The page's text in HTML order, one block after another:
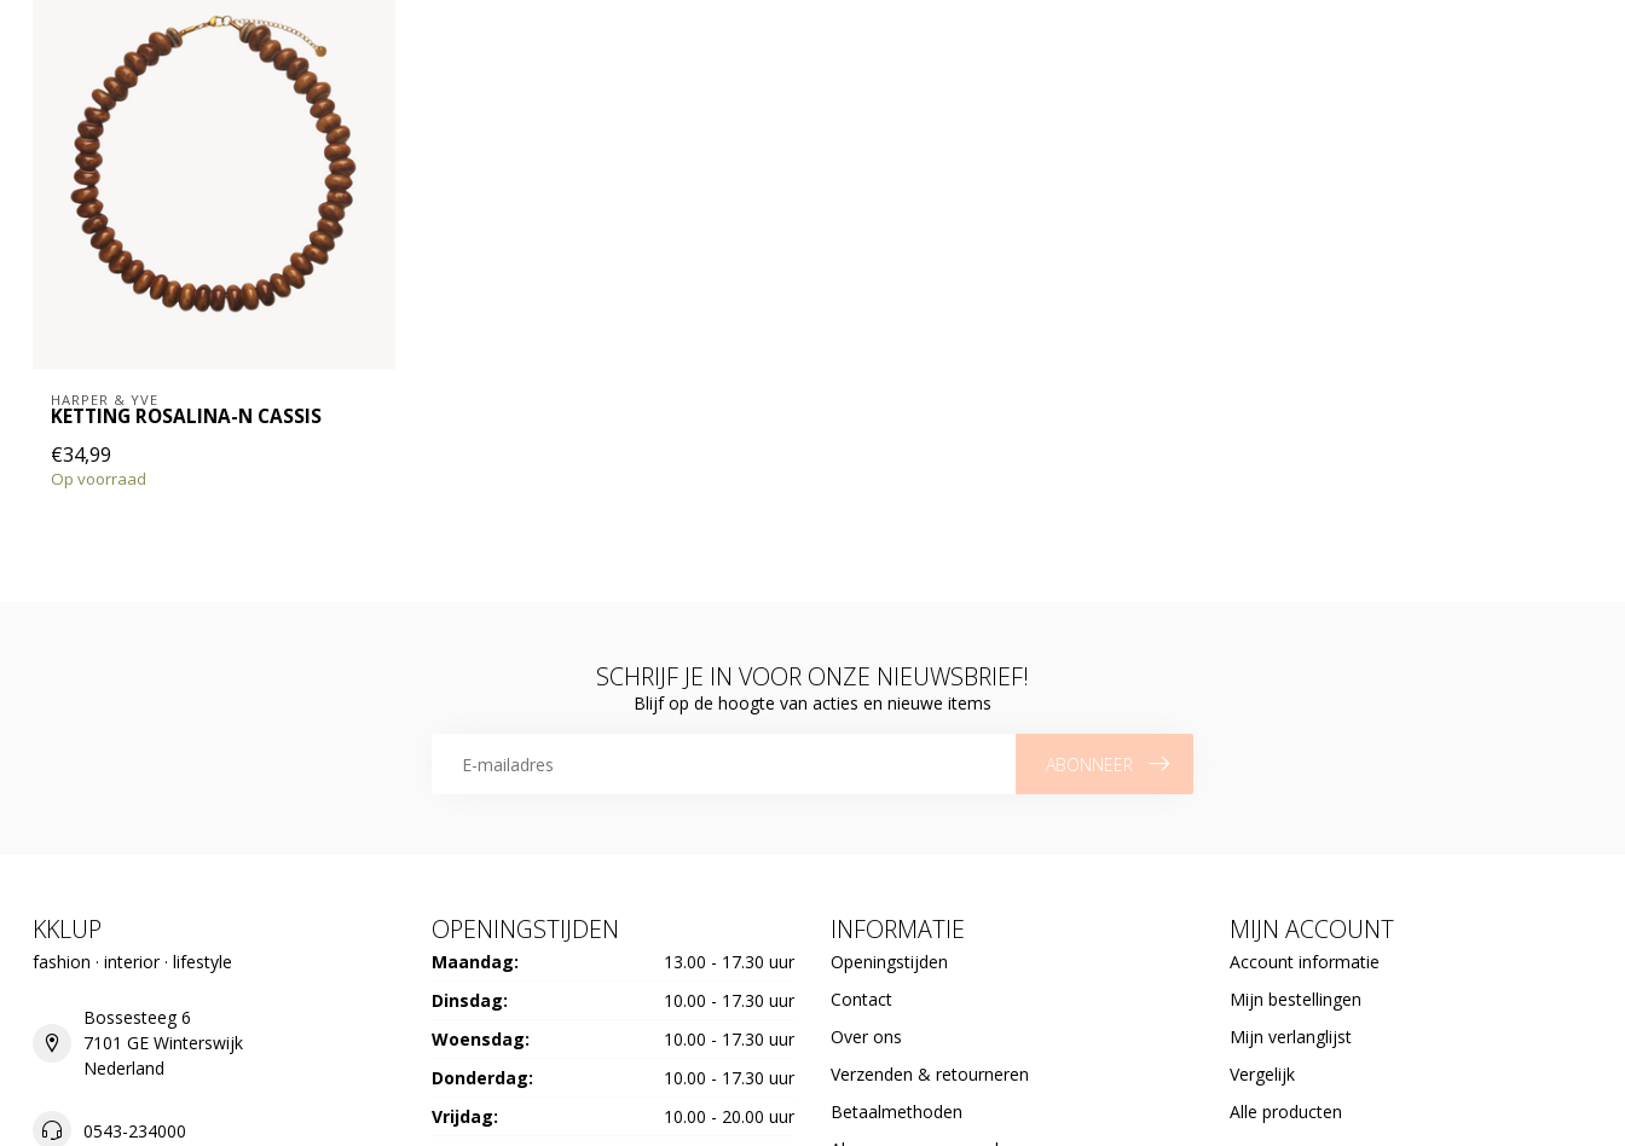
HARPER & YVE
KETTING ROSALINA-N CASSIS
€34,99
Op voorraad
SCHRIJF JE IN VOOR ONZE NIEUWSBRIEF!
Blijf op de hoogte van acties en nieuwe items
ABONNEER
KKLUP
fashion · interior · lifestyle
Bossesteeg 6
7101 GE Winterswijk
Nederland
0543-234000
OPENINGSTIJDEN
Maandag:
13.00 - 17.30 uur
Dinsdag:
10.00 - 17.30 uur
Woensdag:
10.00 - 17.30 uur
Donderdag:
10.00 - 17.30 uur
Vrijdag:
10.00 - 20.00 uur
INFORMATIE
Openingstijden
Contact
Over ons
Verzenden & retourneren
Betaalmethoden
MIJN ACCOUNT
Account informatie
Mijn bestellingen
Mijn verlanglijst
Vergelijk
Alle producten